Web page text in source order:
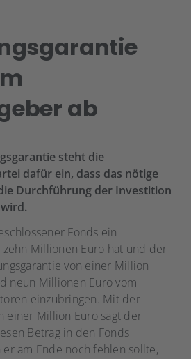
ab
steht die
dafür ein, dass das nötige
Durchführung der Investition
Fonds ein
zehn Millionen Euro hat und der
von einer Million
neun Millionen Euro vom
einzubringen. Mit der
einer Million Euro sagt der
Betrag in den Fonds
am Ende noch fehlen sollte,